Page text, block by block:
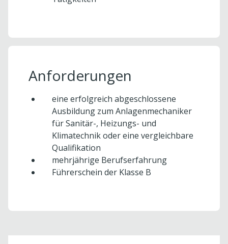
Anforderungen
eine erfolgreich abgeschlossene
Ausbildung zum Anlagenmechaniker
für Sanitär-, Heizungs- und
Klimatechnik oder eine vergleichbare
Qualifikation
mehrjährige Berufserfahrung
Führerschein der Klasse B
wir Ihre Einwilligung.
Datenschutzerklärung.